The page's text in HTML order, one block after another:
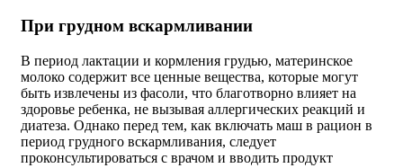
При грудном вскармливании
В период лактации и кормления грудью, материнское
молоко содержит все ценные вещества, которые могут
быть извлечены из фасоли, что благотворно влияет на
здоровье ребенка, не вызывая аллергических реакций и
диатеза. Однако перед тем, как включать маш в рацион в
период грудного вскармливания, следует
проконсультироваться с врачом и вводить продукт